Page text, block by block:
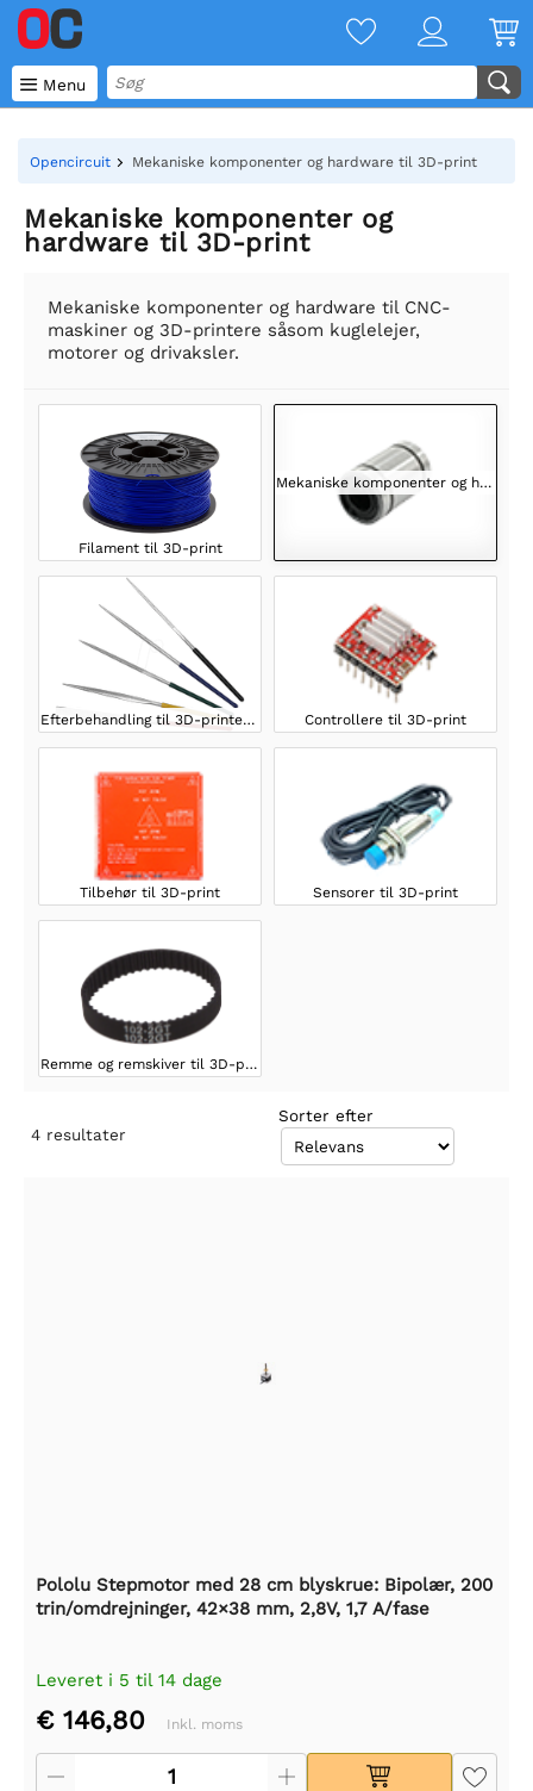
 Menu
Opencircuit Mekaniske komponenter og hardware til 3D-print
Mekaniske komponenter og
hardware til 3D-print
Mekaniske komponenter og hardware til CNC-
maskiner og 3D-printere såsom kuglelejer,
motorer og drivaksler.
Filament til 3D-print
Mekaniske komponenter og hardware til 3D-print
Efterbehandling til 3D-printede modeller Controllere til 3D-print
Tilbehør til 3D-print Sensorer til 3D-print
Remme og remskiver til 3D-print
4 resultater
Sorter efter
Pololu Stepmotor med 28 cm blyskrue: Bipolær, 200
trin/omdrejninger, 42×38 mm, 2,8V, 1,7 A/fase
Leveret i 5 til 14 dage
€ 146,80 Inkl. moms